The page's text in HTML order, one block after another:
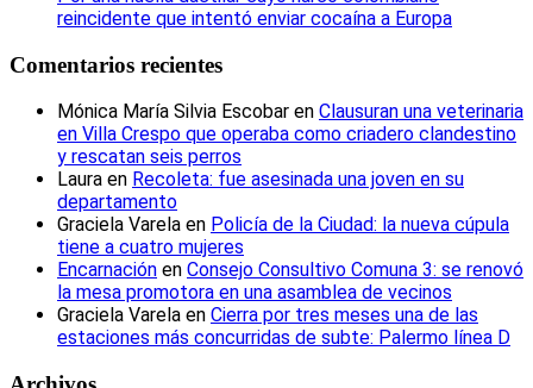
reincidente que intentó enviar cocaína a Europa
Comentarios recientes
Mónica María Silvia Escobar en Clausuran una veterinaria
en Villa Crespo que operaba como criadero clandestino
y rescatan seis perros
Laura en Recoleta: fue asesinada una joven en su
departamento
Graciela Varela en Policía de la Ciudad: la nueva cúpula
tiene a cuatro mujeres
Encarnación en Consejo Consultivo Comuna 3: se renovó
la mesa promotora en una asamblea de vecinos
Graciela Varela en Cierra por tres meses una de las
estaciones más concurridas de subte: Palermo línea D